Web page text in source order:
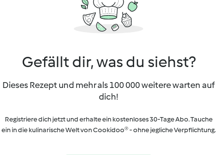
Gefällt dir, was du siehst?
Dieses Rezept und mehr als 100 000 weitere warten auf
dich!
Registriere dich jetzt und erhalte ein kostenloses 30-Tage Abo. Tauche
ein in die kulinarische Welt von Cookidoo® - ohne jegliche Verpflichtung.